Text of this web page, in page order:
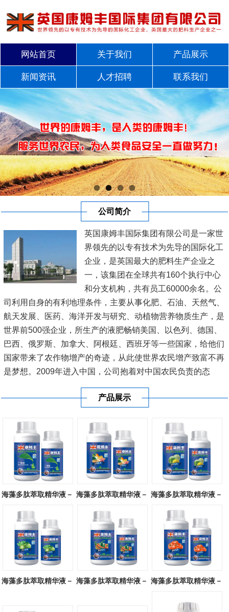
网站首页 关于我们 产品展示
新闻资讯 人才招聘 联系我们
公司简介
英国康姆丰国际集团有限公司是一家世
界领先的以专有技术为先导的国际化工
企业，是英国最大的肥料生产企业之
一，该集团在全球共有160个执行中心
和分支机构，共有员工60000余名。公
司利用自身的有利地理条件，主要从事化肥、石油、天然气、
航天发展、医药、海洋开发与研究、动植物营养物质生产，是
世界前500强企业，所生产的液肥畅销美国、以色列、德国、
巴西、俄罗斯、加拿大、阿根廷、西班牙等一些国家，给他们
国家带来了农作物增产的奇迹，从此使世界农民增产致富不再
是梦想。2009年进入中国，公司抱着对中国农民负责的态
东、广西、海南等20多...
[查看详情]
产品展示
海藻多肽萃取精华液－
广谱型
海藻多肽萃取精华液－
块茎专用
海藻多肽萃取精华液－
瓜类专用
海藻多肽萃取精华液－ 海藻多肽萃取精华液－ 海藻多肽萃取精华液－